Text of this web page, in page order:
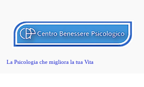
La Psicologia che migliora la tua Vita